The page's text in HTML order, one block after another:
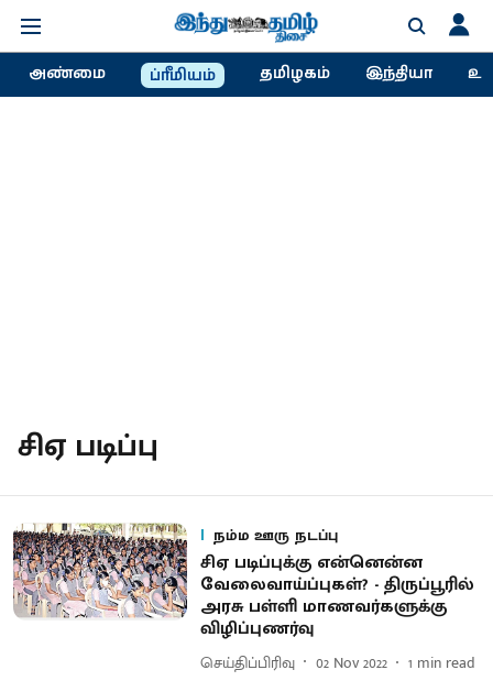
அண்மை ப்ரீமியம் தமிழகம் இந்தியா
சிஏ படிப்பு
நம்ம ஊரு நடப்பு
சிஏ படிப்புக்கு என்னென்ன
வேலைவாய்ப்புகள்? - திருப்பூரில்
அரசு பள்ளி மாணவர்களுக்கு
விழிப்புணர்வு
செய்திப்பிரிவு 02 Nov 2022 1 min read